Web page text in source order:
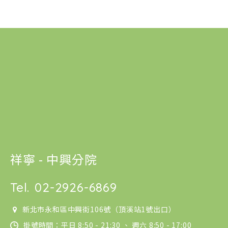
祥寧 - 中興分院
Tel. 02-2926-6869
新北市永和區中興街106號（頂溪站1號出口）
掛號時間：平日 8:50 - 21:30 、 週六 8:50 - 17:00